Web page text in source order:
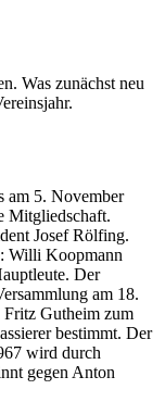
Was zunächst neu
am 5. November
Mitgliedschaft.
Josef Rölfing.
Willi Koopmann
Der
am 18.
Gutheim zum
bestimmt. Der
wird durch
gegen Anton